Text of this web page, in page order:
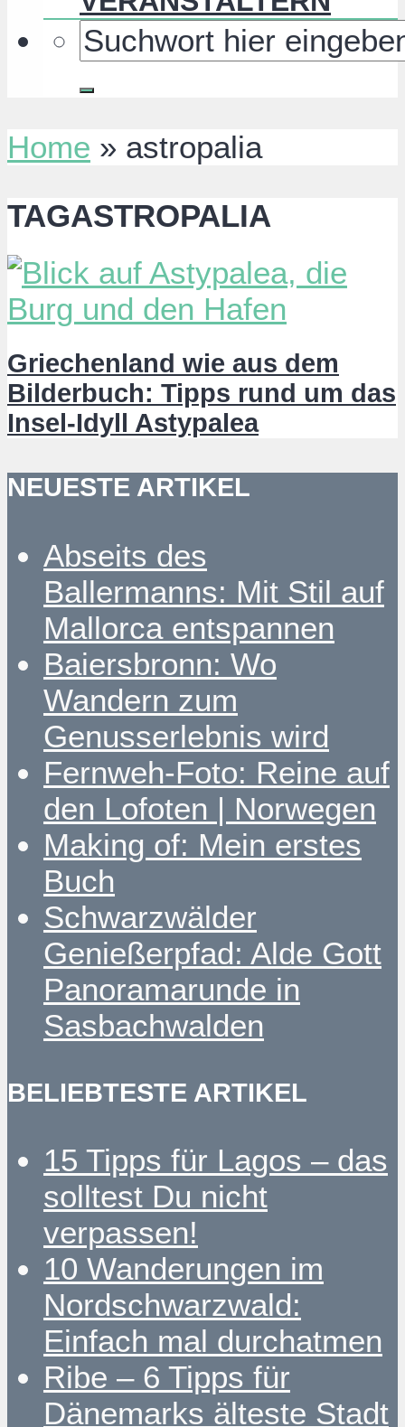
Home » astropalia
TAGASTROPALIA
Griechenland wie aus dem
Bilderbuch: Tipps rund um das
Insel-Idyll Astypalea
NEUESTE ARTIKEL
Abseits des
Ballermanns: Mit Stil auf
Mallorca entspannen
Baiersbronn: Wo
Wandern zum
Genusserlebnis wird
Fernweh-Foto: Reine auf
den Lofoten | Norwegen
Making of: Mein erstes
Buch
Schwarzwälder
Genießerpfad: Alde Gott
Panoramarunde in
Sasbachwalden
BELIEBTESTE ARTIKEL
15 Tipps für Lagos – das
solltest Du nicht
verpassen!
10 Wanderungen im
Nordschwarzwald:
Einfach mal durchatmen
Ribe – 6 Tipps für
Dänemarks älteste Stadt